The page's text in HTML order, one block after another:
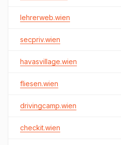
lehrerweb.wien
secpriv.wien
havasvillage.wien
fliesen.wien
drivingcamp.wien
checkit.wien